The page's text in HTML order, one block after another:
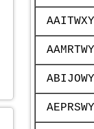
AAITWXY
AAMRTWY
ABIJOWY
AEPRSWY